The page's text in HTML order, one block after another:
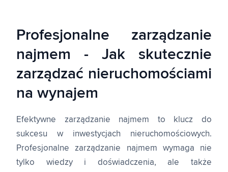
Profesjonalne zarządzanie
najmem - Jak skutecznie
zarządzać nieruchomościami
na wynajem
Efektywne zarządzanie najmem to klucz do
sukcesu w inwestycjach nieruchomościowych.
Profesjonalne zarządzanie najmem wymaga nie
tylko wiedzy i doświadczenia, ale także